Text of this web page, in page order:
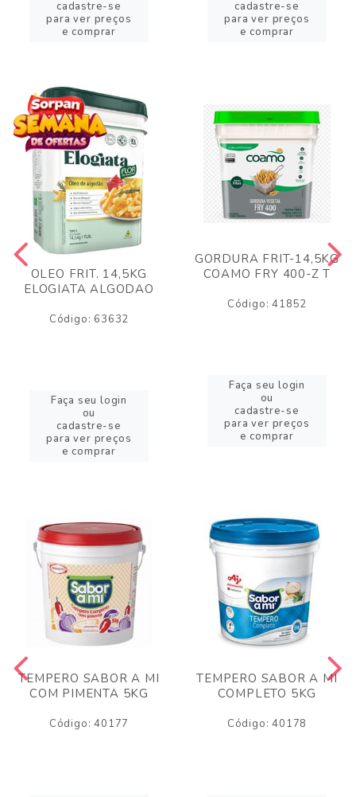
cadastre-se
para ver preços
e comprar
cadastre-se
para ver preços
e comprar
OLEO FRIT. 14,5KG
ELOGIATA ALGODAO
Código: 63632
Faça seu login
ou
cadastre-se
para ver preços
e comprar
GORDURA FRIT-14,5KG
COAMO FRY 400-Z T
Código: 41852
Faça seu login
ou
cadastre-se
para ver preços
e comprar
TEMPERO SABOR A MI
COM PIMENTA 5KG
Código: 40177
TEMPERO SABOR A MI
COMPLETO 5KG
Código: 40178